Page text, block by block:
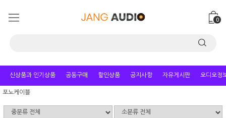
0
신상품과 인기상품 공동구매 할인상품 공지사항 자유게시판 오디오정
포노케이블